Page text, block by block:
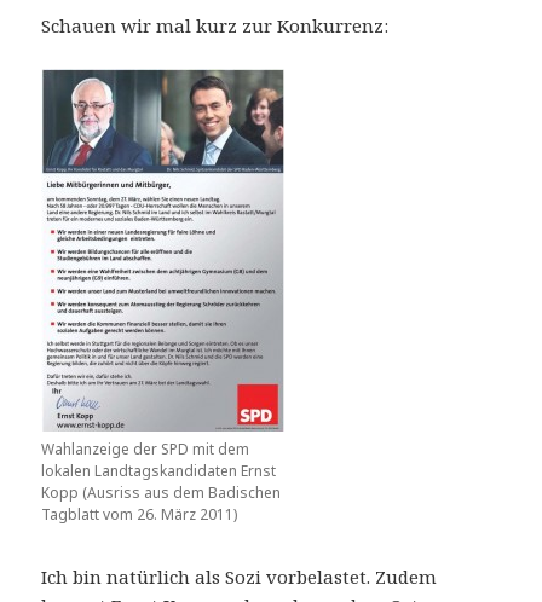
Schauen wir mal kurz zur Konkurrenz:
Wahlanzeige der SPD mit dem
lokalen Landtagskandidaten Ernst
Kopp (Ausriss aus dem Badischen
Tagblatt vom 26. März 2011)
Ich bin natürlich als Sozi vorbelastet. Zudem